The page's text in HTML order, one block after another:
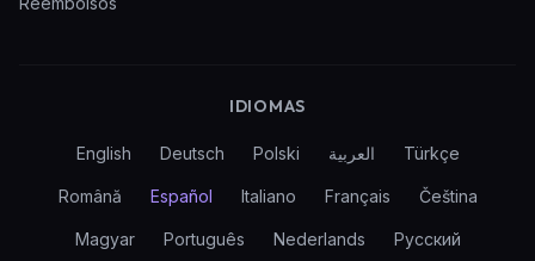
IDIOMAS
English Deutsch Polski العربية Türkçe
Română Español Italiano Français Čeština
Magyar Português Nederlands Русский